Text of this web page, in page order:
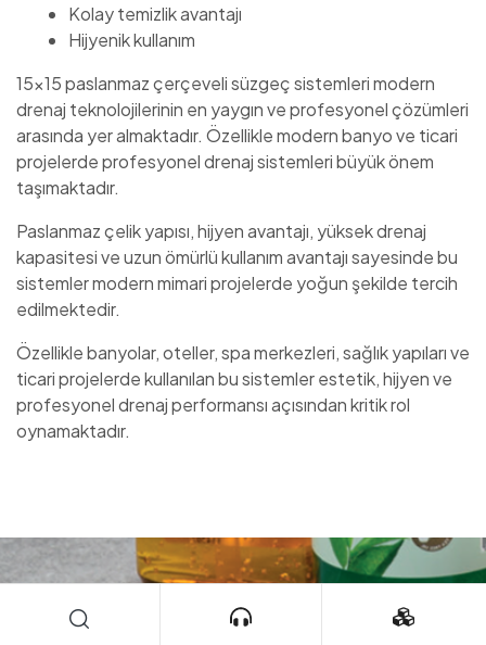
Kolay temizlik avantajı
Hijyenik kullanım
15×15 paslanmaz çerçeveli süzgeç sistemleri modern
drenaj teknolojilerinin en yaygın ve profesyonel çözümleri
arasında yer almaktadır. Özellikle modern banyo ve ticari
projelerde profesyonel drenaj sistemleri büyük önem
taşımaktadır.
Paslanmaz çelik yapısı, hijyen avantajı, yüksek drenaj
kapasitesi ve uzun ömürlü kullanım avantajı sayesinde bu
sistemler modern mimari projelerde yoğun şekilde tercih
edilmektedir.
Özellikle banyolar, oteller, spa merkezleri, sağlık yapıları ve
ticari projelerde kullanılan bu sistemler estetik, hijyen ve
profesyonel drenaj performansı açısından kritik rol
oynamaktadır.